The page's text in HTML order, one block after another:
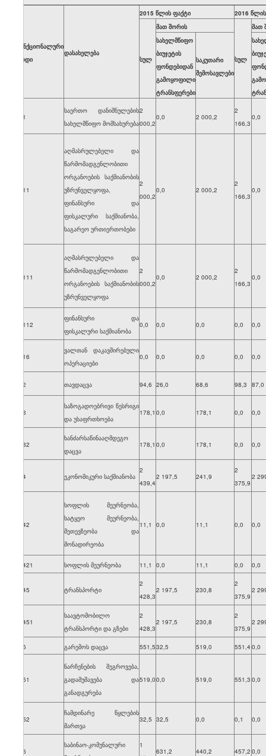
ფუნქციონალური
კოდი
დასახელება
2015 წლის ფაქტი 2016
სულ
მათ შორის
სულ
მათ
სახელმწიფო
ბიუჯეტის
ფონდებიდან
გამოყოფილი
ტრანსფერები
საკუთარი
შემოსავლები
701
საერთო დანიშნულების
სახელმწიფო მომსახურება
2
000,2
0,0 2 000,2
2
166,3
0,0
7011
აღმასრულებელი და
წარმომადგენლობითი
ორგანოების საქმიანობის
უზრუნველყოფა,
ფინანსური და
ფისკალური საქმიანობა,
საგარეო ურთიერთობები
2
000,2
0,0 2 000,2
2
166,3
0,0
70111
აღმასრულებელი და
წარმომადგენლობითი
ორგანოების საქმიანობის
უზრუნველყოფა
2
000,2
0,0 2 000,2
2
166,3
0,0
70112
ფინანსური და
ფისკალური საქმიანობა
0,0 0,0 0,0 0,0 0,0
7016
ვალთან დაკავშირებული
ოპერაციები
0,0 0,0 0,0 0,0 0,0
702 თავდაცვა 94,6 26,0 68,6 98,3 87,0
703
საზოგადოებრივი წესრიგი
და უსაფრთხოება
178,1 0,0 178,1 0,0 0,0
7032
ხანძარსაწინააღმდეგო
დაცვა
178,1 0,0 178,1 0,0 0,0
704 ეკონომიკური საქმიანობა
2
439,4
2 197,5 241,9
2
375,9
2
7042
სოფლის მეურნეობა,
სატყეო მეურნეობა,
მეთევზეობა და
მონადირეობა
11,1 0,0 11,1 0,0 0,0
70421 სოფლის მეურნეობა 11,1 0,0 11,1 0,0 0,0
7045 ტრანსპორტი
2
428,3
2 197,5 230,8
2
375,9
2
70451
საავტომობილო
ტრანსპორტი და გზები
2
428,3
2 197,5 230,8
2
375,9
2
705 გარემოს დაცვა 551,532,5 519,0 551,40,0
7051
ნარჩენების შეგროვება,
გადამუშავება და
განადგურება
519,00,0 519,0 551,3 0,0
7052
ჩამდინარე წყლების
მართვა
32,5 32,5 0,0 0,1 0,0
706
საბინაო-კომუნალური
1
631,2 440,2 457,2 0,0